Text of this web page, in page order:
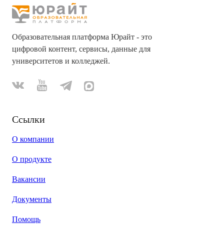
Образовательная платформа Юрайт - это
цифровой контент, сервисы, данные для
университетов и колледжей.
Ссылки
О компании
О продукте
Вакансии
Документы
Помощь